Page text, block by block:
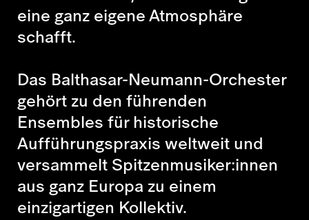
eine ganz eigene Atmosphäre
schafft.
Das Balthasar-Neumann-Orchester
gehört zu den führenden
Ensembles für historische
Aufführungspraxis weltweit und
versammelt Spitzenmusiker:innen
aus ganz Europa zu einem
einzigartigen Kollektiv.